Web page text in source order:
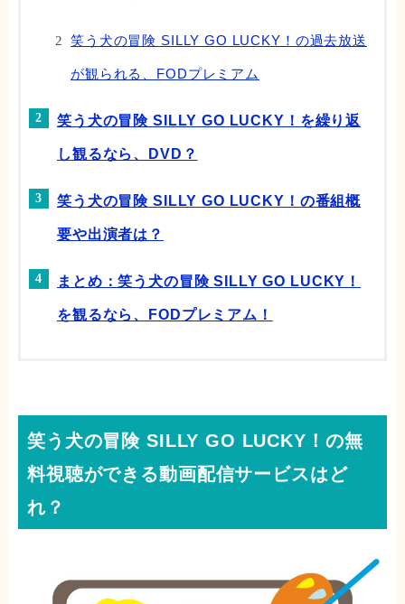
笑う犬の冒険 SILLY GO LUCKY！の過去放送
が観られる、FODプレミアム
笑う犬の冒険 SILLY GO LUCKY！を繰り返
し観るなら、DVD？
笑う犬の冒険 SILLY GO LUCKY！の番組概
要や出演者は？
まとめ：笑う犬の冒険 SILLY GO LUCKY！
を観るなら、FODプレミアム！
笑う犬の冒険 SILLY GO LUCKY！の無
料視聴ができる動画配信サービスはど
れ？